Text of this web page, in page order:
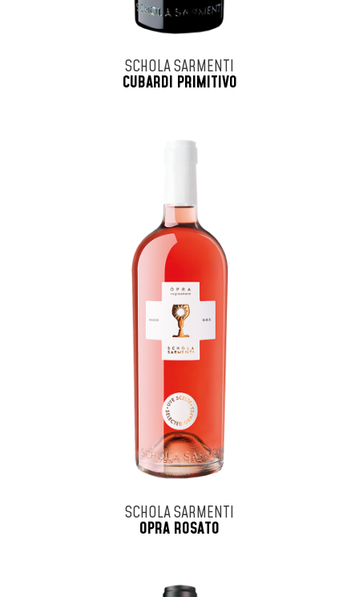
SCHOLA SARMENTI
CUBARDI PRIMITIVO
SCHOLA SARMENTI
OPRA ROSATO